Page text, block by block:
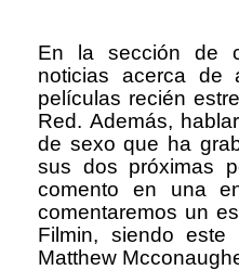
En la sección de
noticias acerca de
películas recién
Red. Además,
de sexo que ha
sus dos próximas
comento en una
comentaremos un
Filmin, siendo
Matthew